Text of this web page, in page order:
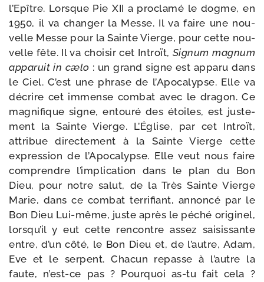
l’Epître. Lorsque Pie XII a pro­cla­mé le dogme, en
1950, il va chan­ger la Messe. Il va faire une nou­
velle Messe pour la Sainte Vierge, pour cette nou­
velle fête. Il va choi­sir cet Introït, Signum mag­num
appa­ruit in cælo : un grand signe est appa­ru dans
le Ciel. C’est une phrase de l’Apocalypse. Elle va
décrire cet immense com­bat avec le dra­gon. Ce
magni­fique signe, entou­ré des étoiles, est jus­te­
ment la Sainte Vierge. L’Église, par cet Introït,
attri­bue direc­te­ment à la Sainte Vierge cette
expres­sion de l’Apocalypse. Elle veut nous faire
com­prendre l’im­pli­ca­tion dans le plan du Bon
Dieu, pour notre salut, de la Très Sainte Vierge
Marie, dans ce com­bat ter­ri­fiant, annon­cé par le
Bon Dieu Lui-​même, juste après le péché ori­gi­nel,
lors­qu’il y eut cette ren­contre assez sai­sis­sante
entre, d’un côté, le Bon Dieu et, de l’autre, Adam,
Eve et le ser­pent. Chacun repasse à l’autre la
faute, n’est-​ce pas ? Pourquoi as-​tu fait cela ?